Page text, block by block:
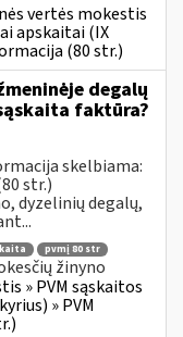
vertės mokestis
apskaitai (IX
(80 str.)
degalų
faktūra?
skelbiama:
str.)
dyzelinių degalų,
pvmį 80 str
žinyno
» PVM sąskaitos
» PVM